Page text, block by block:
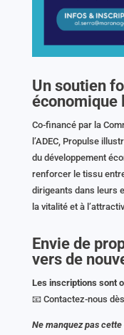
Un soutien
économique
Co-financé par la
l’ADEC, Propulse
du développement
renforcer le tissu
dirigeants dans leurs
la vitalité et à
Envie de
vers de
Les inscriptions sont
📧 Contactez-nous
Ne manquez pas